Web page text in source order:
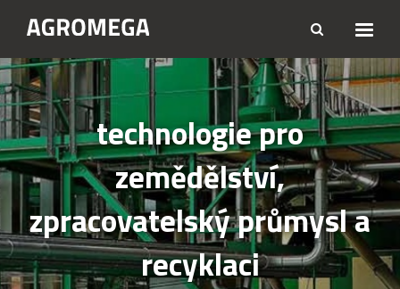
technologie pro
zemědělství,
zpracovatelský průmysl a
recyklaci